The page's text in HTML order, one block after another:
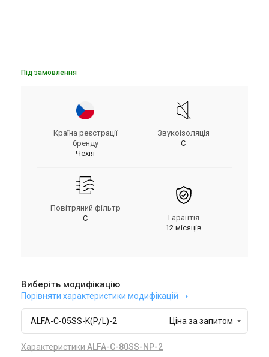
Під замовлення
Країна реєстрації
бренду
Чехія
Звукоізоляція
Є
Повітряний фільтр
Є
Гарантія
12 місяців
Виберіть модифікацію
Порівняти характеристики модифікацій
ALFA-C-05SS-K(P/L)-2 Ціна за запитом
Характеристики ALFA-C-80SS-NP-2